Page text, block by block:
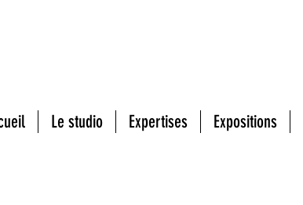
Le studio Expertises Expositions